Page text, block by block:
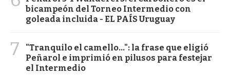
bicampeón del Torneo Intermedio con
goleada incluida - EL PAÍS Uruguay
7
"Tranquilo el camello...": la frase que eligió
Peñarol e imprimió en pilusos para festejar
el Intermedio